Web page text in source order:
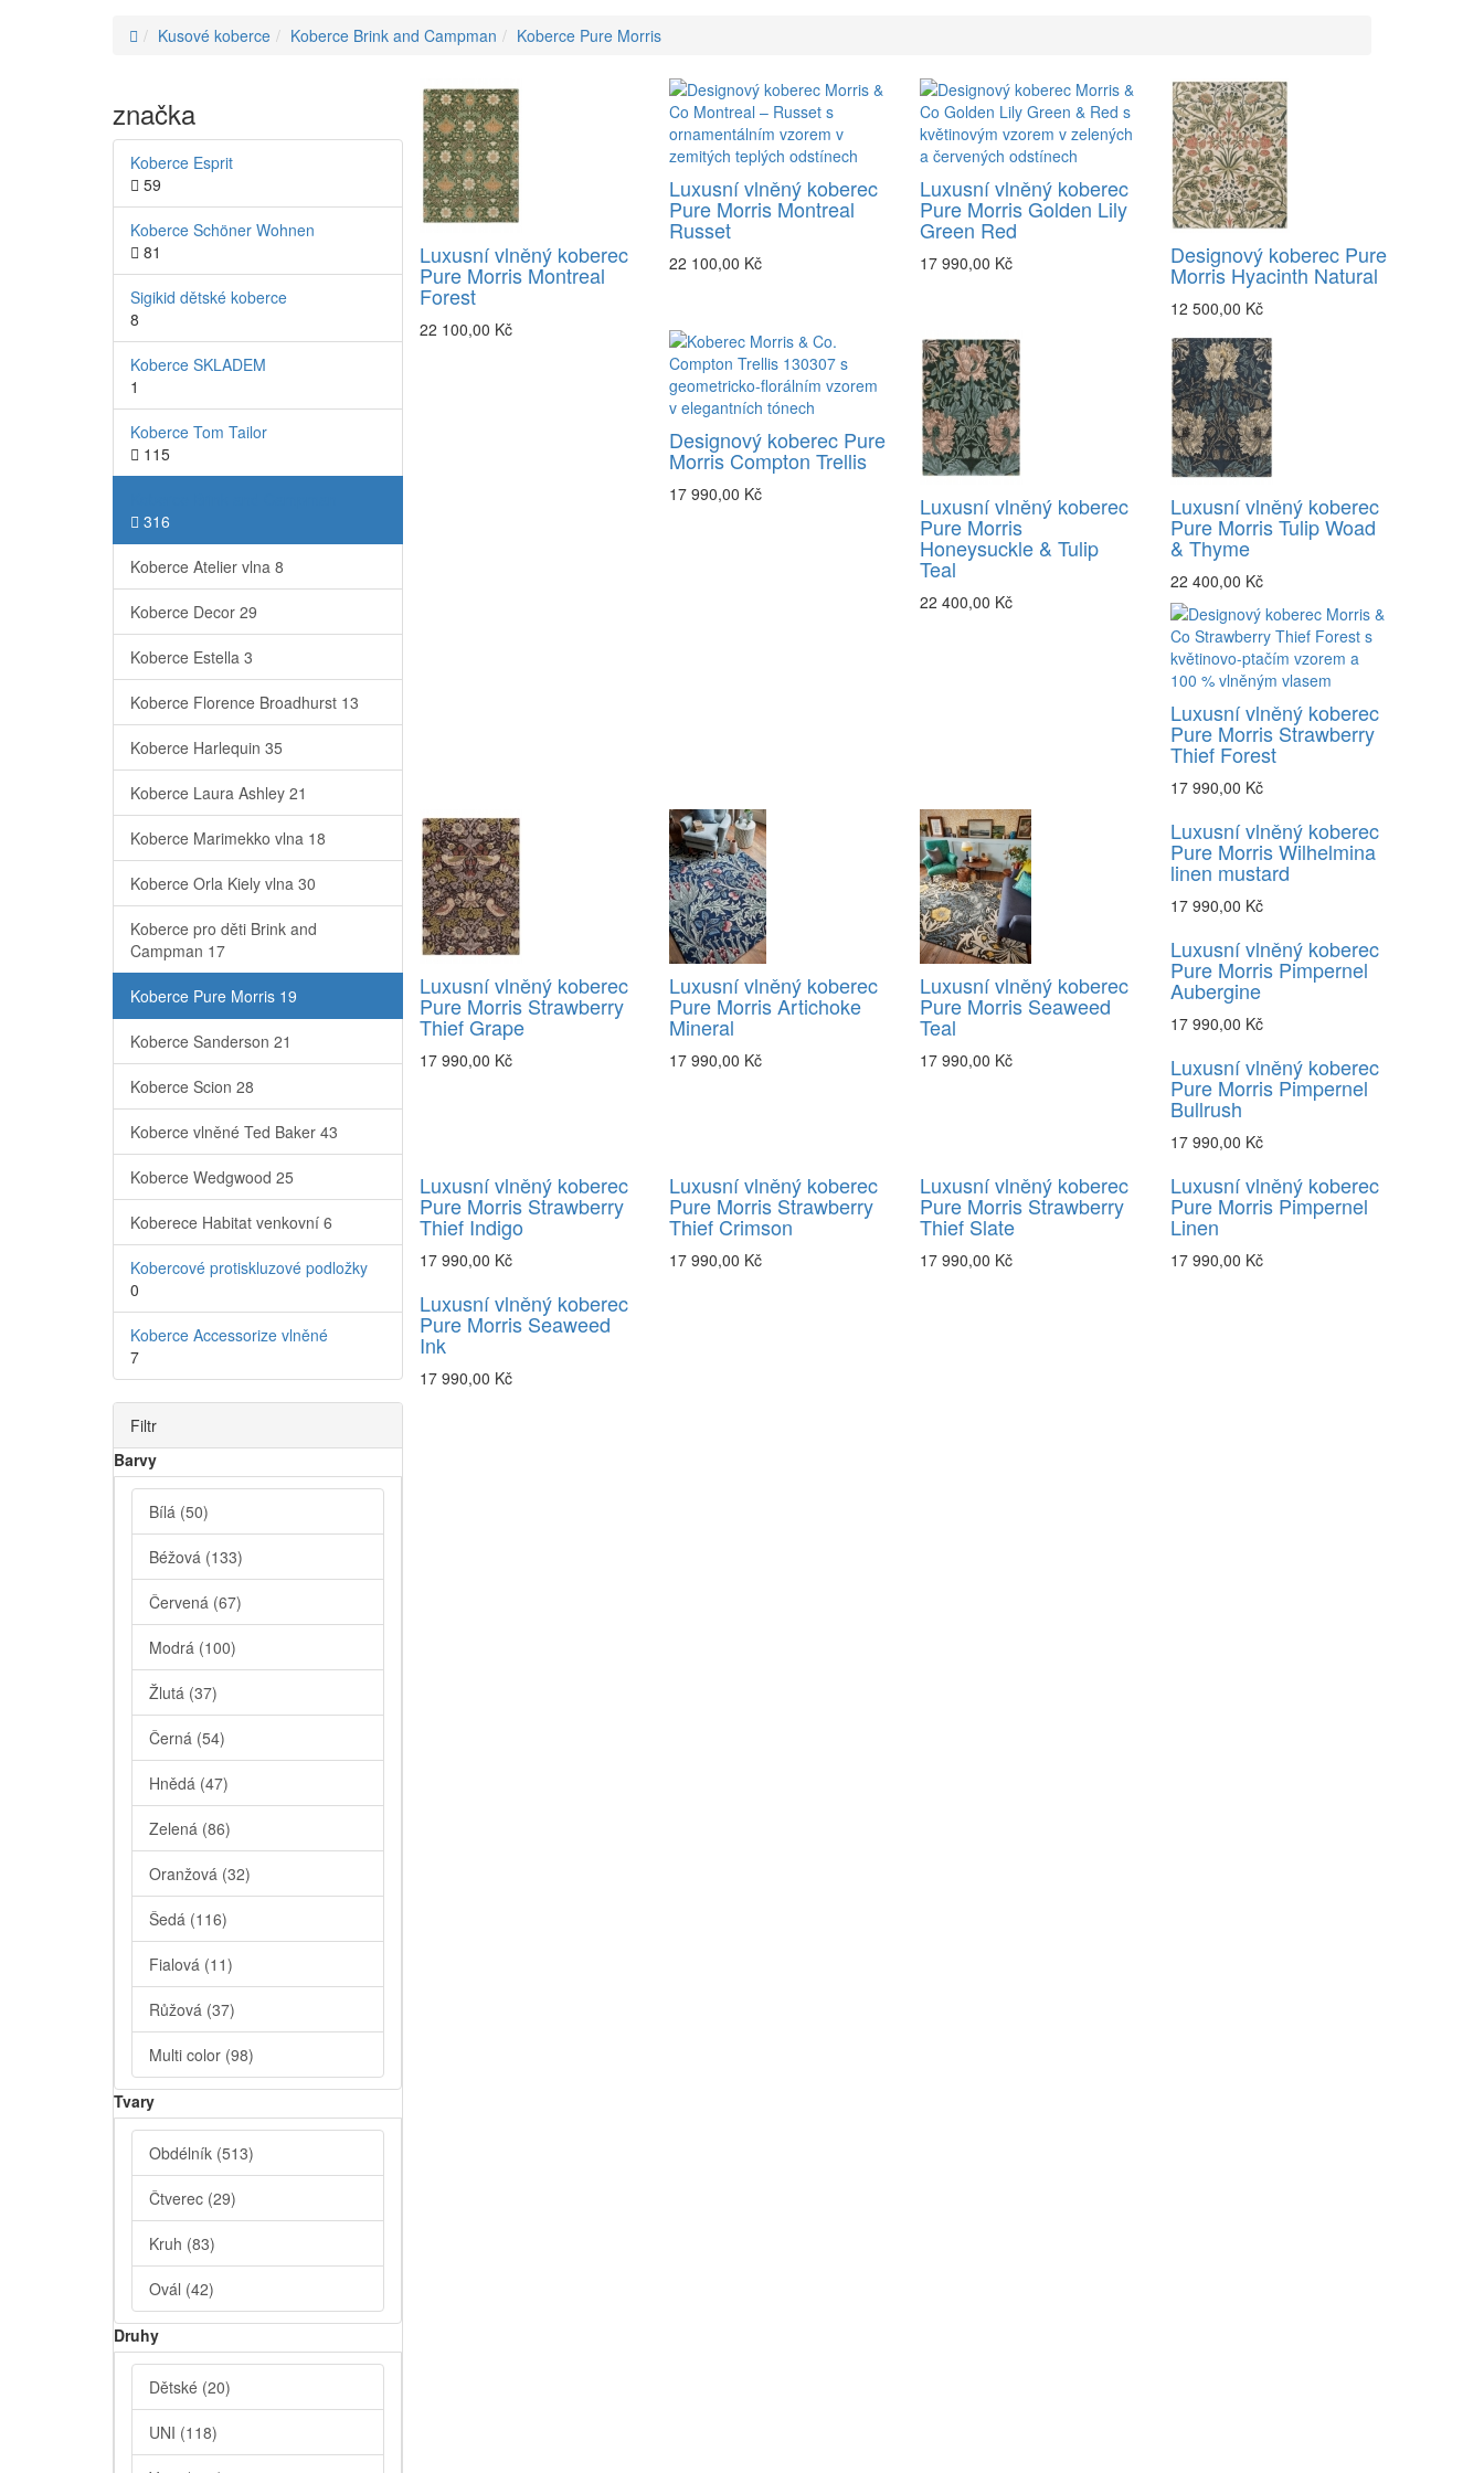
Kusové koberce Koberce Brink and Campman Koberce Pure Morris
značka
Koberce Esprit
59
Koberce Schöner Wohnen
81
Sigikid dětské koberce
8
Koberce SKLADEM
1
Koberce Tom Tailor
115
316
Koberce Atelier vlna 8
Koberce Decor 29
Koberce Estella 3
Koberce Florence Broadhurst 13
Koberce Harlequin 35
Koberce Laura Ashley 21
Koberce Marimekko vlna 18
Koberce Orla Kiely vlna 30
Koberce pro děti Brink and
Campman 17
Koberce Pure Morris 19
Koberce Sanderson 21
Koberce Scion 28
Koberce vlněné Ted Baker 43
Koberce Wedgwood 25
Koberece Habitat venkovní 6
Kobercové protiskluzové podložky
0
Koberce Accessorize vlněné
7
Filtr
Barvy
Bílá (50)
Béžová (133)
Červená (67)
Modrá (100)
Žlutá (37)
Černá (54)
Hnědá (47)
Zelená (86)
Oranžová (32)
Šedá (116)
Fialová (11)
Růžová (37)
Multi color (98)
Tvary
Obdélník (513)
Čtverec (29)
Kruh (83)
Ovál (42)
Druhy
Dětské (20)
UNI (118)
Luxusní vlněný koberec
Pure Morris Montreal
Forest
22 100,00 Kč
Luxusní vlněný koberec
Pure Morris Montreal
Russet
22 100,00 Kč
Luxusní vlněný koberec
Pure Morris Golden Lily
Green Red
17 990,00 Kč Designový koberec Pure
Morris Hyacinth Natural
12 500,00 Kč
Designový koberec Pure
Morris Compton Trellis
17 990,00 Kč Luxusní vlněný koberec
Pure Morris
Honeysuckle & Tulip
Teal
22 400,00 Kč
Luxusní vlněný koberec
Pure Morris Tulip Woad
& Thyme
22 400,00 Kč
Luxusní vlněný koberec
Pure Morris Strawberry
Thief Forest
17 990,00 Kč
Luxusní vlněný koberec
Pure Morris Strawberry
Thief Grape
17 990,00 Kč
Luxusní vlněný koberec
Pure Morris Artichoke
Mineral
17 990,00 Kč
Luxusní vlněný koberec
Pure Morris Seaweed
Teal
17 990,00 Kč
Luxusní vlněný koberec
Pure Morris Wilhelmina
linen mustard
17 990,00 Kč
Luxusní vlněný koberec
Pure Morris Pimpernel
Aubergine
17 990,00 Kč
Luxusní vlněný koberec
Pure Morris Pimpernel
Bullrush
17 990,00 Kč
Luxusní vlněný koberec
Pure Morris Strawberry
Thief Indigo
17 990,00 Kč
Luxusní vlněný koberec
Pure Morris Strawberry
Thief Crimson
17 990,00 Kč
Luxusní vlněný koberec
Pure Morris Strawberry
Thief Slate
17 990,00 Kč
Luxusní vlněný koberec
Pure Morris Pimpernel
Linen
17 990,00 Kč
Luxusní vlněný koberec
Pure Morris Seaweed
Ink
17 990,00 Kč